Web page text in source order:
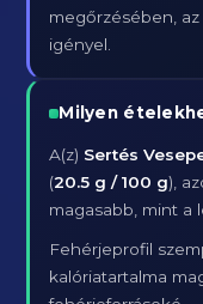
megőrzésében,
igényel.
Milyen
A(z) Sertés
(20.5 g / 100 g),
magasabb, mint a
Fehérjeprofil
kalóriatartalma